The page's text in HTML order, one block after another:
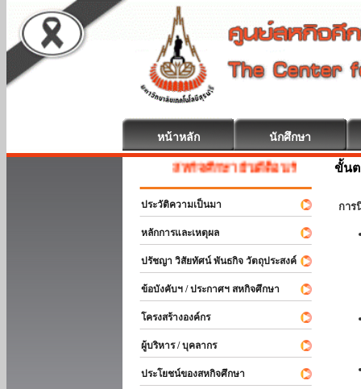
หน้าหลัก นักศึกษา
สหกิจศึกษา ยินดีต้อนรับ
ประวัติความเป็นมา
หลักการและเหตุผล
ปรัชญา วิสัยทัศน์ พันธกิจ วัตถุประสงค์
ข้อบังคับฯ / ประกาศฯ สหกิจศึกษา
โครงสร้างองค์กร
ผู้บริหาร / บุคลากร
ประโยชน์ของสหกิจศึกษา
ขั้นต
การ